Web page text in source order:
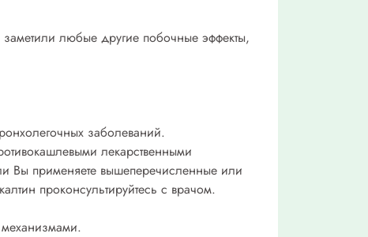
любые другие побочные эффекты,
заболеваний.
лекарственными
Вы применяете вышеперечисленные или
проконсультируйтесь с врачом.
механизмами.